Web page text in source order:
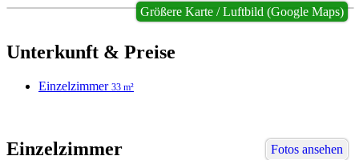
Größere Karte / Luftbild (Google Maps)
Unterkunft & Preise
Einzelzimmer 33 m²
Einzelzimmer Fotos ansehen